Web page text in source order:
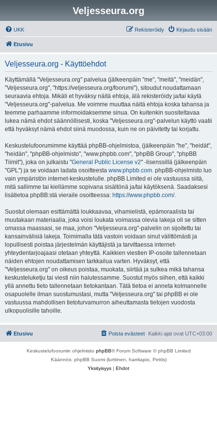
Veljesseura.org
UKK Kirjaudu sisään
Rekisteröidy
Etusivu
Veljesseura.org - Käyttöehdot
Käyttämällä "Veljesseura.org" palvelua (jälkeenpäin "me", "meitä", "meidän",
"Veljesseura.org", "https://veljesseura.org/foorumi"), sitoudut noudattamaan
seuraavia ehtoja. Mikäli et hyväksy näitä ehtoja, älä rekisteröidy ja/tai käytä
"Veljesseura.org"-palvelua. Me voimme muuttaa näitä ehtoja koska tahansa ja
teemme parhaamme informoidaksemme sinua. On kuitenkin suositeltavaa
lukea nämä ehdot säännöllisesti, koska "Veljesseura.org"-palvelun käyttö vaatii
että hyväksyt nämä ehdot siinä muodossa, kuin ne on päivitetty tai korjattu.
Keskustelufoorumimme käyttää phpBB-ohjelmistoa, (jälkeenpäin "he", "heidät",
"heidän", "phpBB-ohjelmisto", "www.phpbb.com", "phpBB Group", "phpBB
Tiimit"), joka on julkaistu "General Public License v2" -lisenssillä (jälkeenpäin
"GPL") ja se voidaan ladata osoitteesta www.phpbb.com. phpBB-ohjelmisto luo
vain ympäristön internet-keskustelulle. phpBB Limited ei ole vastuussa siitä,
mitä sallimme tai kiellämme sopivana sisältönä ja/tai käytöksenä. Saadaksesi
lisätietoa phpBB:stä vieraile osoitteessa: https://www.phpbb.com/.
Suostut olemaan esittämättä loukkaavaa, vihamielistä, epämoraalista tai
muutakaan materiaalia, joka voisi loukata voimassa olevia lakeja oli se sitten
omassa maassasi, se maa, johon "Veljesseura.org"-palvelin on sijoitettu tai
kansainvälisiä lakeja. Toimimalla tätä vastoin voidaan sinut välittömästi ja
lopullisesti poistaa järjestelmän käyttäjistä ja tarvittaessa internet-
yhteydentarjoajaasi otetaan yhteyttä. Kaikkien viestien IP-osoite tallennetaan
näiden ehtojen noudattamisen tarkkailua varten. Hyväksyt, että
"Veljesseura.org" on oikeus poistaa, muokata, siirtää ja sulkea mikä tahansa
keskusteluketju tai viesti niin halutessamme. Suostut myös siihen, että kaikki
yllä annettu tieto tallennetaan tietokantaan. Tätä tietoa ei anneta kolmannelle
osapuolelle ilman suostumustasi, mutta "Veljesseura.org" tai phpBB ei ole
vastuussa mahdollisen tietoturvamurron aiheuttamasta tietojen vuodosta
ulkopuolisille tahoille.
Etusivu Kaikki ajat ovat UTC+03:00
Poista evästeet
Keskustelufoorumin ohjelmisto phpBB® Forum Software © phpBB Limited
Käännös: phpBB Suomi (lurttinen, harritapio, Pettis)
Yksityisyys | Ehdot